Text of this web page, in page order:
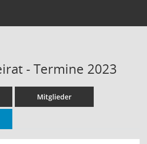
- Termine 2023
Mitglieder